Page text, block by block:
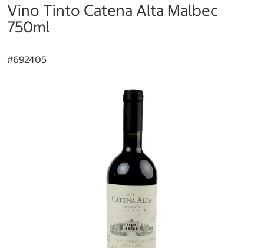
Vino Tinto Catena Alta Malbec
750ml
#692405